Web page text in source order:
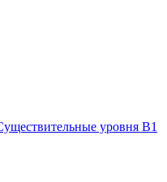
уровня B1